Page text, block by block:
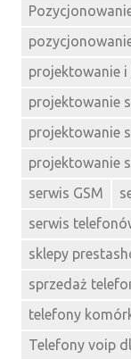
projektowanie
projektowanie
projektowanie
projektowanie
serwis GSM
serwis
sklepy
sprzedaż
telefony
Telefony voip